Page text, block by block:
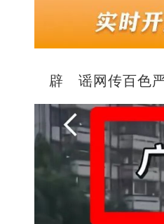
辟 谣网传百色